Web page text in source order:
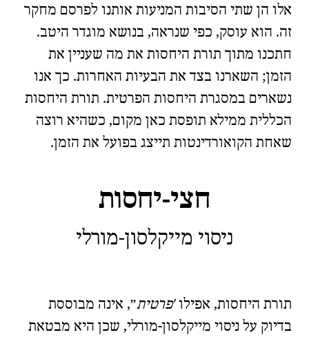
אלו הן שתי הסיבות המניעות אותנו לפרסם מחקר
זה. הוא עוסק, כפי שנראה, בנושא מוגדר היטב.
חתכנו מתוך תורת היחסות את מה שעניין את
הזמן; השארנו בצד את הבעיות האחרות. כך אנו
נשארים במסגרת היחסות הפרטית. תורת היחסות
הכללית ממילא תופסת כאן מקום, כשהיא רוצה
שאחת הקואורדינטות תייצג בפועל את הזמן.
חצי-יחסות
ניסוי מייקלסון-מורלי
תורת היחסות, אפילופרטית , אינה מבוססת
בדיוק על ניסוי מייקלסון-מורלי, שכן היא מבטאת